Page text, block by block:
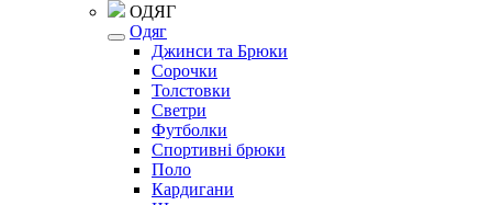
ОДЯГ
Одяг
Джинси та Брюки
Сорочки
Толстовки
Светри
Футболки
Спортивні брюки
Поло
Кардигани